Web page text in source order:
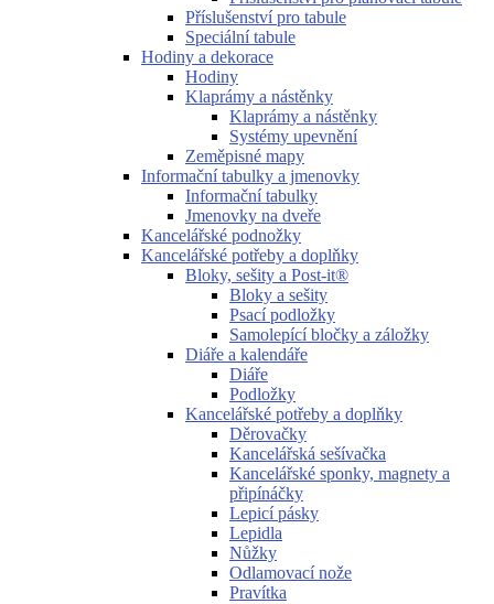
Příslušenství pro tabule
Speciální tabule
Hodiny a dekorace
Hodiny
Klaprámy a nástěnky
Klaprámy a nástěnky
Systémy upevnění
Zeměpisné mapy
Informační tabulky a jmenovky
Informační tabulky
Jmenovky na dveře
Kancelářské podnožky
Kancelářské potřeby a doplňky
Bloky, sešity a Post-it®
Bloky a sešity
Psací podložky
Samolepící bločky a záložky
Diáře a kalendáře
Diáře
Podložky
Kancelářské potřeby a doplňky
Děrovačky
Kancelářská sešívačka
Kancelářské sponky, magnety a
připínáčky
Lepicí pásky
Lepidla
Nůžky
Odlamovací nože
Pravítka